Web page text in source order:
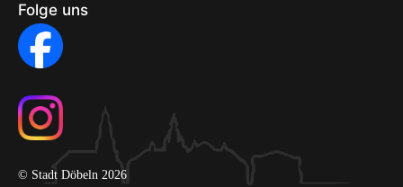
Folge uns
© Stadt Döbeln 2026